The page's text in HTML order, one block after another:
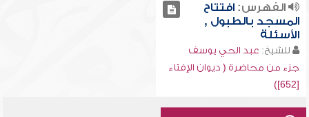
الفهرس:افتتاح
المسجد بالطبول ,
الأسئلة
للشيخ: عبد الحي يوسف
جزء من محاضرة ( ديوان الإفتاء
[652])